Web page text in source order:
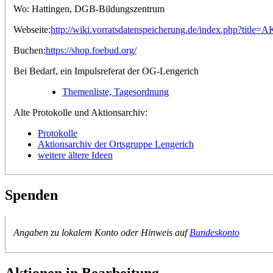
Wo: Hattingen, DGB-Bildungszentrum
Webseite:http://wiki.vorratsdatenspeicherung.de/
Buchen:https://shop.foebud.org/
Bei Bedarf, ein Impulsreferat der OG-Lengerich
Themenliste, Tagesordnung
Alte Protokolle und Aktionsarchiv:
Protokolle
Aktionsarchiv der Ortsgruppe Lengerich
weitere ältere Ideen
Spenden
Angaben zu lokalem Konto oder Hinweis aufBundeskonto